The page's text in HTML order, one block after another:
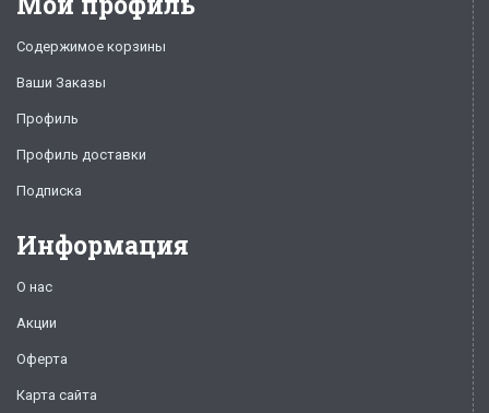
Содержимое корзины
Ваши Заказы
Профиль
Профиль доставки
Подписка
Информация
О нас
Акции
Оферта
Карта сайта